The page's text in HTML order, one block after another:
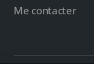
Me contacter